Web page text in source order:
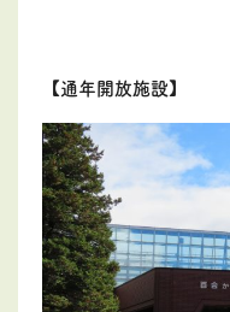
【通年開放施設】